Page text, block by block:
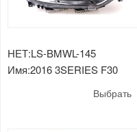
НЕТ:LS-BMWL-145
Имя:2016 3SERIES F30
Выбрать